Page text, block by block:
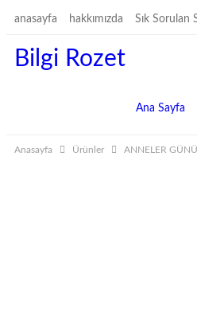
anasayfa hakkımızda Sık Sorulan
Bilgi Rozet
Ana Sayfa
Anasayfa Ürünler ANNELER